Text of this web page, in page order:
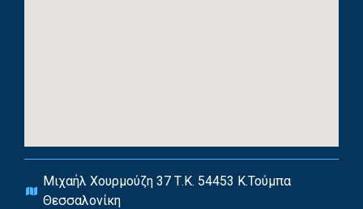
Μιχαήλ Χουρμούζη 37 Τ.Κ. 54453 Κ.Τούμπα
Θεσσαλονίκη